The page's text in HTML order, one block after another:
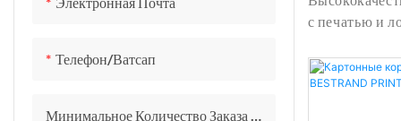
Телефон/ватсап
Минимальное Количество Заказа 400
с печатью и
коробку от
упаковочная